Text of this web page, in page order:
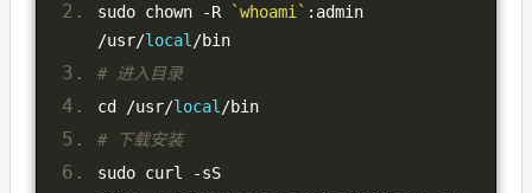
sudo chown
-R `whoami` :
admin
/usr/local/bin
# 进入目录
cd /usr/local/bin
# 下载安装
sudo curl
-sS